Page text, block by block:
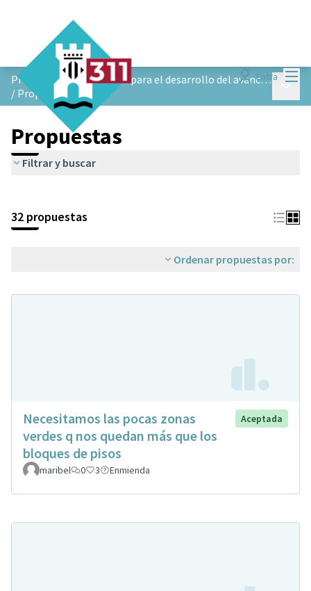
Entra
Proceso de participación para el desarrollo del avance de planeamiento de Ejes Verdes de Castelldefels
/ Propuestas
Propuestas
Filtrar y buscar
32 propuestas
Ordenar propuestas por:
Necesitamos las pocas zonas
verdes q nos quedan más que los
bloques de pisos
Aceptada
maribel 0 3 Enmienda